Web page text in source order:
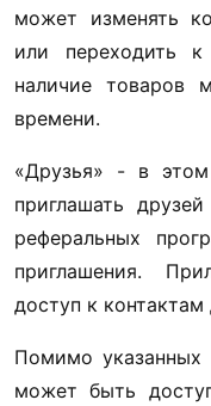
может изменять
или переходить
наличие товаров
времени.
«Друзья» - в этом
приглашать
реферальных
приглашения.
доступ к
Помимо указанных
может быть